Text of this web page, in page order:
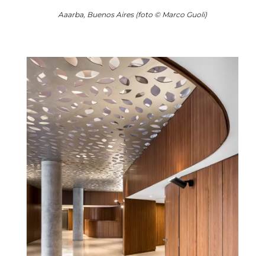
Aaarba, Buenos Aires (foto © Marco Guoli)